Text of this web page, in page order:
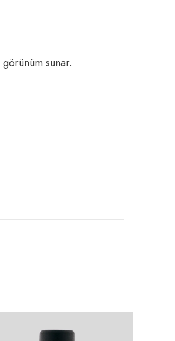
sunar.